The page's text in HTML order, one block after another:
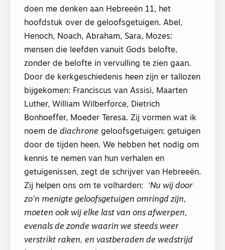
doen me denken aan Hebreeën 11, het
hoofdstuk over de geloofsgetuigen. Abel,
Henoch, Noach, Abraham, Sara, Mozes:
mensen die leefden vanuit Gods belofte,
zonder de belofte in vervulling te zien gaan.
Door de kerkgeschiedenis heen zijn er tallozen
bijgekomen: Franciscus van Assisi, Maarten
Luther, William Wilberforce, Dietrich
Bonhoeffer, Moeder Teresa. Zij vormen wat ik
noem de diachrone geloofsgetuigen: getuigen
door de tijden heen. We hebben het nodig om
kennis te nemen van hun verhalen en
getuigenissen, zegt de schrijver van Hebreeën.
Zij helpen ons om te volharden:
‘Nu wij door
zo’n menigte geloofsgetuigen omringd zijn,
moeten ook wij elke last van ons afwerpen,
evenals de zonde waarin we steeds weer
verstrikt raken, en vastberaden de wedstrijd